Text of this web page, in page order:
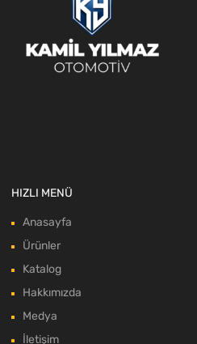
HIZLI MENÜ
Anasayfa
Ürünler
Katalog
Hakkımızda
Medya
İletişim